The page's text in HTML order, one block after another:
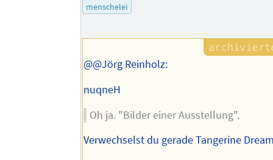
menschelei
@@Jörg Reinholz:
nuqneH
Oh ja. "Bilder einer Ausstellung".
Verwechselst du gerade Tangerine